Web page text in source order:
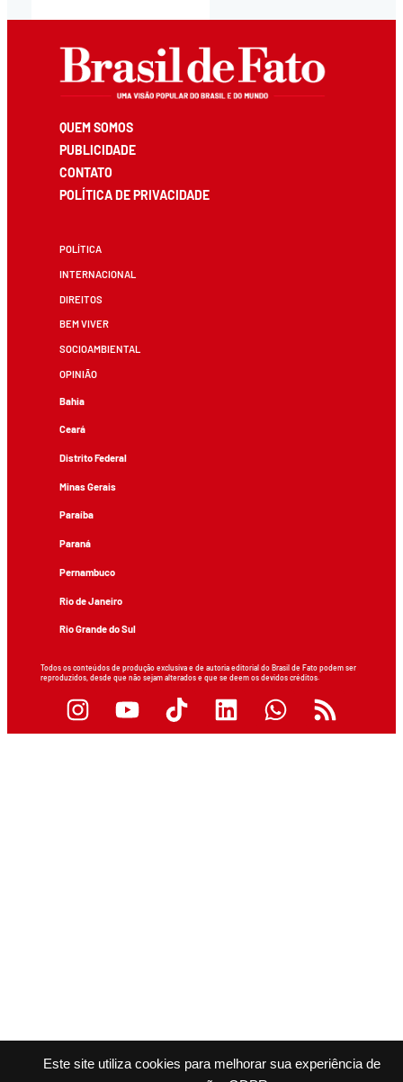
Este site utiliza cookies para melhorar sua experiência de
QUEM SOMOS
PUBLICIDADE
CONTATO
POLÍTICA DE PRIVACIDADE
POLÍTICA
INTERNACIONAL
DIREITOS
BEM VIVER
SOCIOAMBIENTAL
OPINIÃO
Bahia
Ceará
Distrito Federal
Minas Gerais
Paraíba
Paraná
Pernambuco
Rio de Janeiro
Rio Grande do Sul
Todos os conteúdos de produção exclusiva e de autoria editorial do Brasil de Fato podem ser
reproduzidos, desde que não sejam alterados e que se deem os devidos créditos.